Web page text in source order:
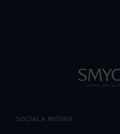
SOCIALA MEDIER